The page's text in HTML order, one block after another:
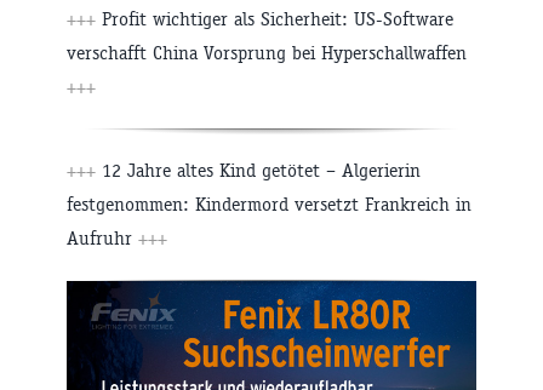
+++ Profit wichtiger als Sicherheit: US-Software
verschafft China Vorsprung bei Hyperschallwaffen
+++
+++ 12 Jahre altes Kind getötet – Algerierin
festgenommen: Kindermord versetzt Frankreich in
Aufruhr +++